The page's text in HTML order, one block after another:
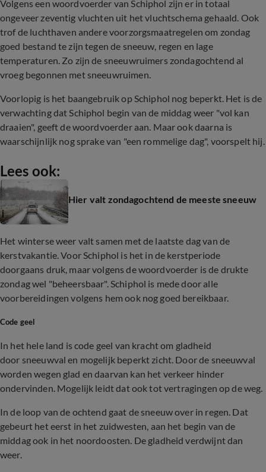
Volgens een woordvoerder van Schiphol zijn er in totaal
ongeveer zeventig vluchten uit het vluchtschema gehaald. Ook
trof de luchthaven andere voorzorgsmaatregelen om zondag
goed bestand te zijn tegen de sneeuw, regen en lage
temperaturen. Zo zijn de sneeuwruimers zondagochtend al
vroeg begonnen met sneeuwruimen.
Voorlopig is het baangebruik op Schiphol nog beperkt. Het is de
verwachting dat Schiphol begin van de middag weer "vol kan
draaien", geeft de woordvoerder aan. Maar ook daarna is
waarschijnlijk nog sprake van "een rommelige dag", voorspelt hij.
Lees ook:
Hier valt zondagochtend de meeste sneeuw
Het winterse weer valt samen met de laatste dag van de
kerstvakantie. Voor Schiphol is het in de kerstperiode
doorgaans druk, maar volgens de woordvoerder is de drukte
zondag wel "beheersbaar". Schiphol is mede door alle
voorbereidingen volgens hem ook nog goed bereikbaar.
Code geel
In het hele land is code geel van kracht om gladheid
door sneeuwval en mogelijk beperkt zicht. Door de sneeuwval
worden wegen glad en daarvan kan het verkeer hinder
ondervinden. Mogelijk leidt dat ook tot vertragingen op de weg.
In de loop van de ochtend gaat de sneeuw over in regen. Dat
gebeurt het eerst in het zuidwesten, aan het begin van de
middag ook in het noordoosten. De gladheid verdwijnt dan
weer.